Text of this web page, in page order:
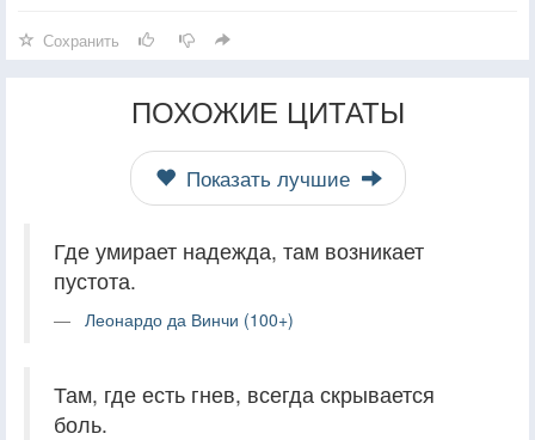
Сохранить
ПОХОЖИЕ ЦИТАТЫ
Показать лучшие
Где умирает надежда, там возникает
пустота.
Леонардо да Винчи (100+)
Там, где есть гнев, всегда скрывается
боль.